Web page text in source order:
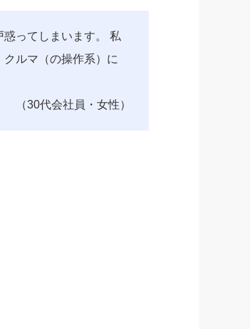
ってしまいます。 私
ルマ（の操作系）に
（30代会社員・女性）